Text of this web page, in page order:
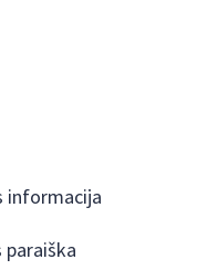
informacija